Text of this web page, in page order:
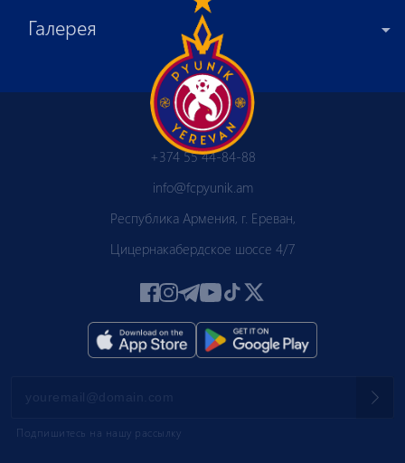
Галерея
+374 55 44-84-88
info@fcpyunik.am
Республика Армения, г. Ереван,
Цицернакабердское шоссе 4/7
Подпишитесь на нашу рассылку